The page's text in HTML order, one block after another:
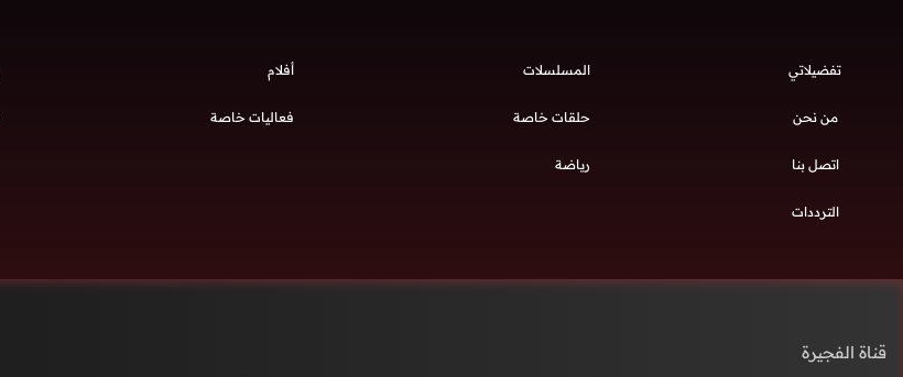
تفضيلاتي
من نحن
اتصل بنا
الترددات
المسلسلات أفلام
حلقات خاصة فعاليات خاصة
رياضة
قناة الفجيرة